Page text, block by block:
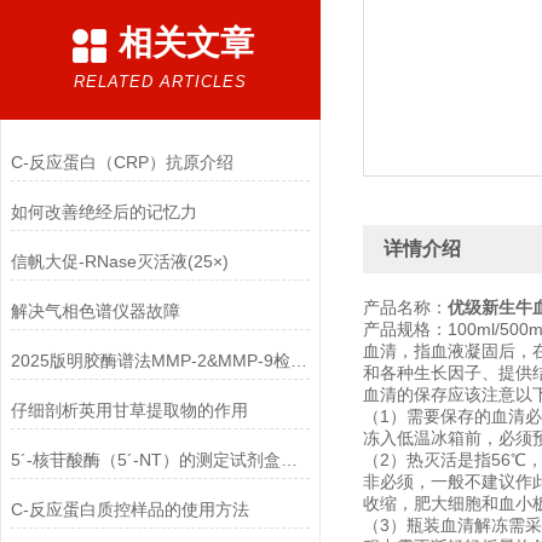
相关文章
RELATED ARTICLES
C-反应蛋白（CRP）抗原介绍
如何改善绝经后的记忆力
信帆大促-RNase灭活液(25×)
解决气相色谱仪器故障
仔细剖析英用甘草提取物的作用
C-反应蛋白质控样品的使用方法
详情介绍
产品名称： 优级新生牛
产品规格：100ml/
血清，指血液凝固后，
和各种生长因子、提供
血清的保存应该注意以
（1）需要保存的血
冻入低温冰箱前，必须
（2）热灭活是指56℃
非必须，一般不建议作
收缩，肥大细胞和血小
（3）瓶装血清解冻